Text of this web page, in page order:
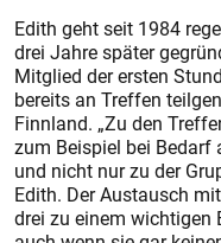
Edith geht seit 1984
drei Jahre später
Mitglied der ersten
bereits an Treffen
Finnland. „Zu den
zum Beispiel bei Bedarf
und nicht nur zu der
Edith. Der Austausch
drei zu einem wichtigen